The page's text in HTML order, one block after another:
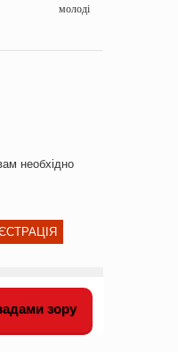
молоді
необхідно
зору